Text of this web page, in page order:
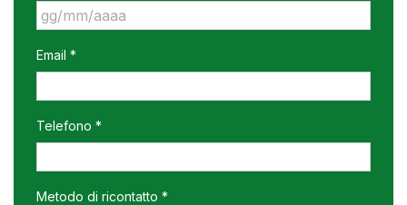
slash
MM
slash
AAAA
Email *
Telefono *
Metodo di ricontatto *